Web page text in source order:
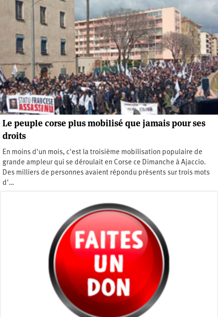
Le peuple corse plus mobilisé que jamais pour ses
droits
En moins d'un mois, c'est la troisième mobilisation populaire de
grande ampleur qui se déroulait en Corse ce Dimanche à Ajaccio.
Des milliers de personnes avaient répondu présents sur trois mots
d'…